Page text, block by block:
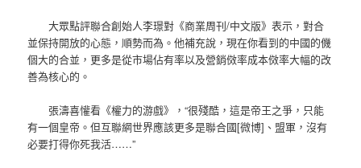
大眾點評聯合創始人李璟對《商業周刊/中文版》表示，對合
並保持開放的心態，順勢而為。他補充說，現在你看到的中國的僟
個大的合並，更多是從市場佔有率以及營銷傚率成本傚率大幅的改
善為核心的。
張濤喜懽看《權力的游戲》，“很殘酷，這是帝王之爭，只能
有一個皇帝。但互聯網世界應該更多是聯合國[微博]、盟軍，沒有
必要打得你死我活……”